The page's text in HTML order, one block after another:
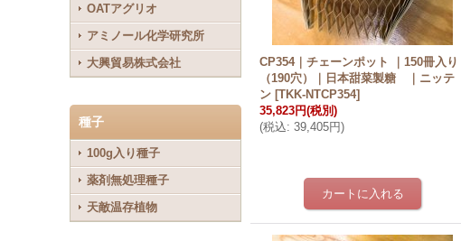
OATアグリオ
アミノール化学研究所
大興貿易株式会社
種子
100g入り種子
薬剤無処理種子
天敵温存植物
CP354｜チェーンポット ｜150冊入り
（190穴）｜日本甜菜製糖 ｜ニッテ
ン [TKK-NTCP354]
35,823円(税別)
(税込: 39,405円)